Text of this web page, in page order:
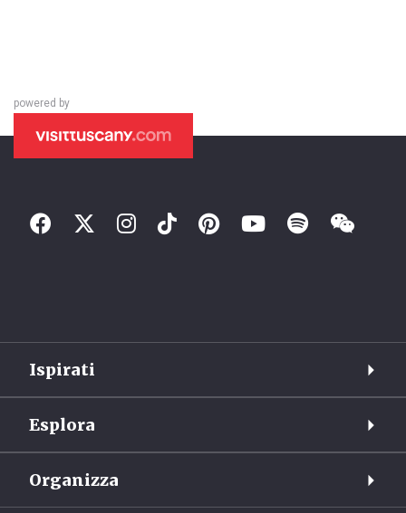
powered by
Ispirati
Esplora
Organizza